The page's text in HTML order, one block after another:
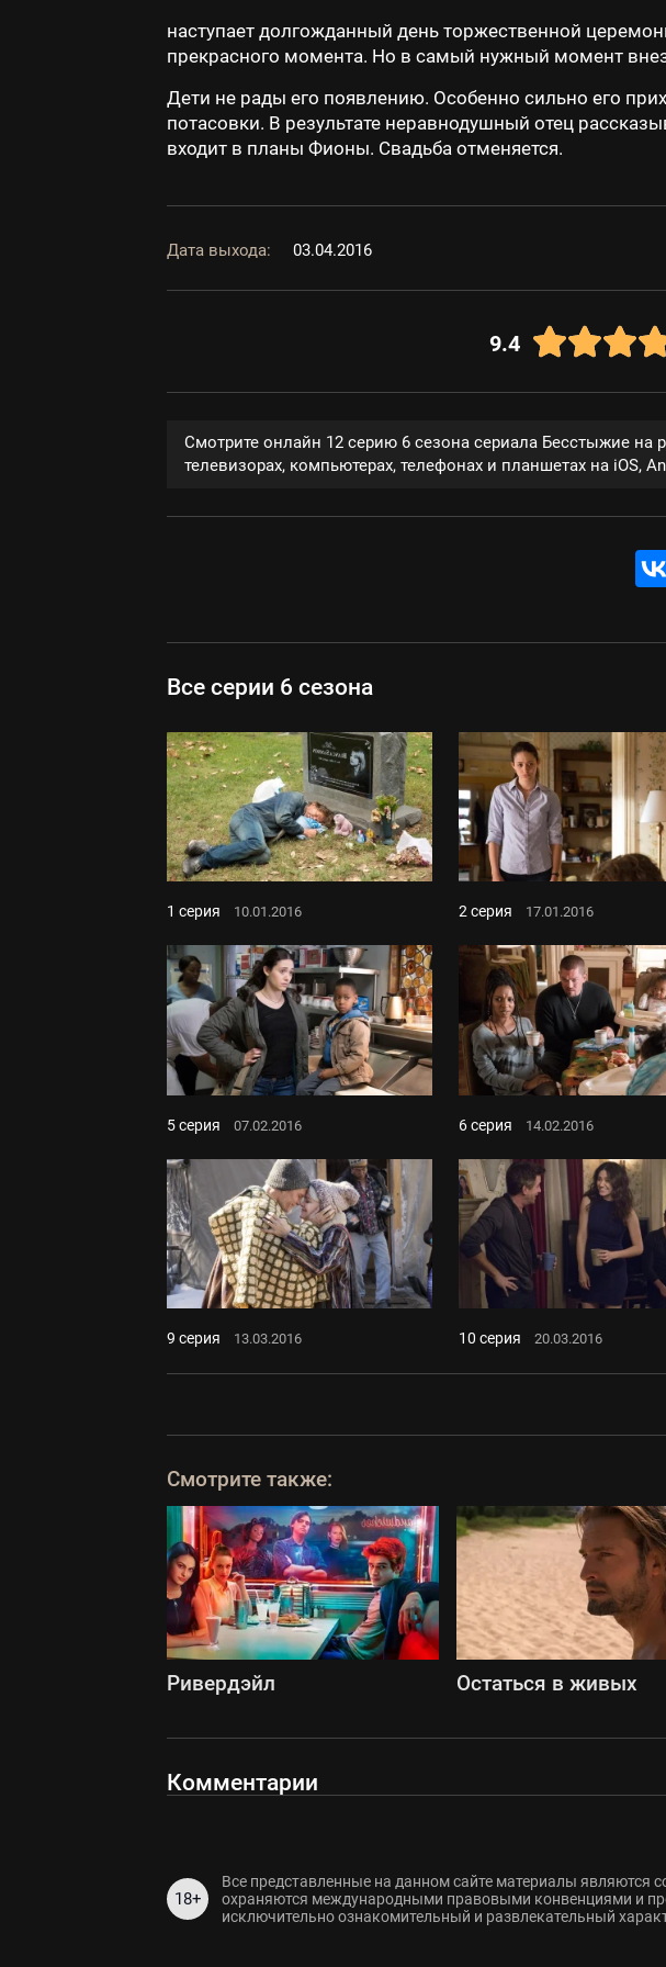
наступает долгожданный день торжественной
прекрасного момента. Но в самый нужный момент
Дети не рады его появлению. Особенно сильно его
потасовки. В результате неравнодушный отец
входит в планы Фионы. Свадьба отменяется.
Дата выхода: 03.04.2016
9.4
Смотрите онлайн 12 серию 6 сезона сериала Бесстыжие на
телевизорах, компьютерах, телефонах и планшетах на iOS,
Все серии 6 сезона
1 серия 10.01.2016 2 серия 17.01.2016
5 серия 07.02.2016 6 серия 14.02.2016
9 серия 13.03.2016 10 серия 20.03.2016
Смотрите также:
Ривердэйл Остаться в живых
Комментарии
18+
Все представленные на данном сайте материалы являются
охраняются международными правовыми конвенциями и
исключительно ознакомительный и развлекательный